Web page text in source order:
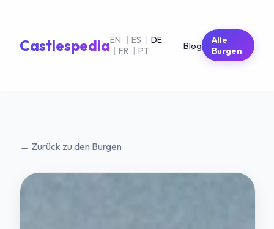
CastlespediaEN | ES | DE
| FR | PT Blog
Alle
Burgen
← Zurück zu den Burgen